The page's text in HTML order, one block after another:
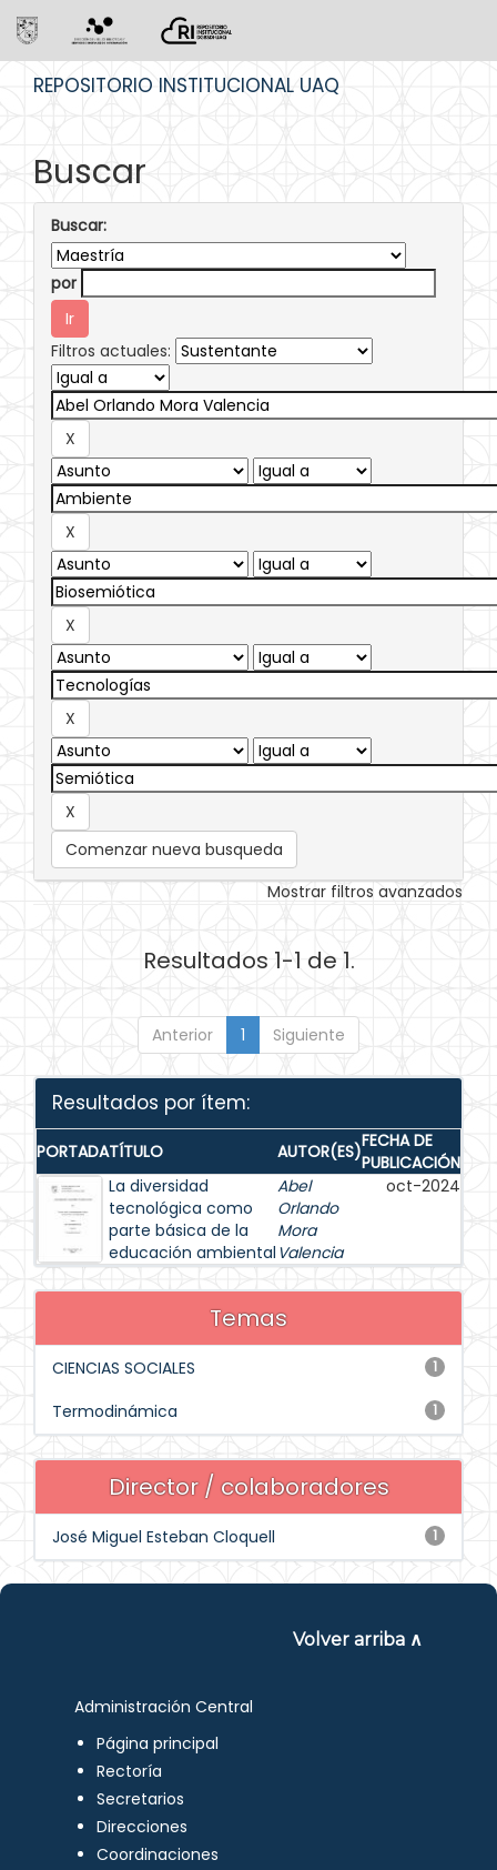
REPOSITORIO INSTITUCIONAL UAQ
Buscar
Buscar:
por
Filtros actuales:
Comenzar nueva busqueda
Mostrar filtros avanzados
Resultados 1-1 de 1.
Anterior 1 Siguiente
Resultados por ítem:
PORTADATÍTULO AUTOR(ES)FECHA DE
PUBLICACIÓN
La diversidad
tecnológica como
parte básica de la
educación ambiental
Abel
Orlando
Mora
Valencia
oct-2024
Temas
1
CIENCIAS SOCIALES
1
Termodinámica
Director / colaboradores
1
José Miguel Esteban Cloquell
Volver arriba ∧
Administración Central
Página principal
Rectoría
Secretarios
Direcciones
Coordinaciones